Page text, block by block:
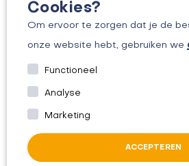
Cookies?
Om ervoor te zorgen dat je de
onze website hebt, gebruiken we
Functioneel
Analyse
Marketing
ACCEPTEREN